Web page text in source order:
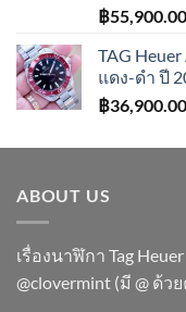
฿55,900.00
TAG
แดง-ดำ ปี
฿36,900.00
ABOUT US
เรื่องนาฬิกา Tag
@clovermint (มี @ ด้ว